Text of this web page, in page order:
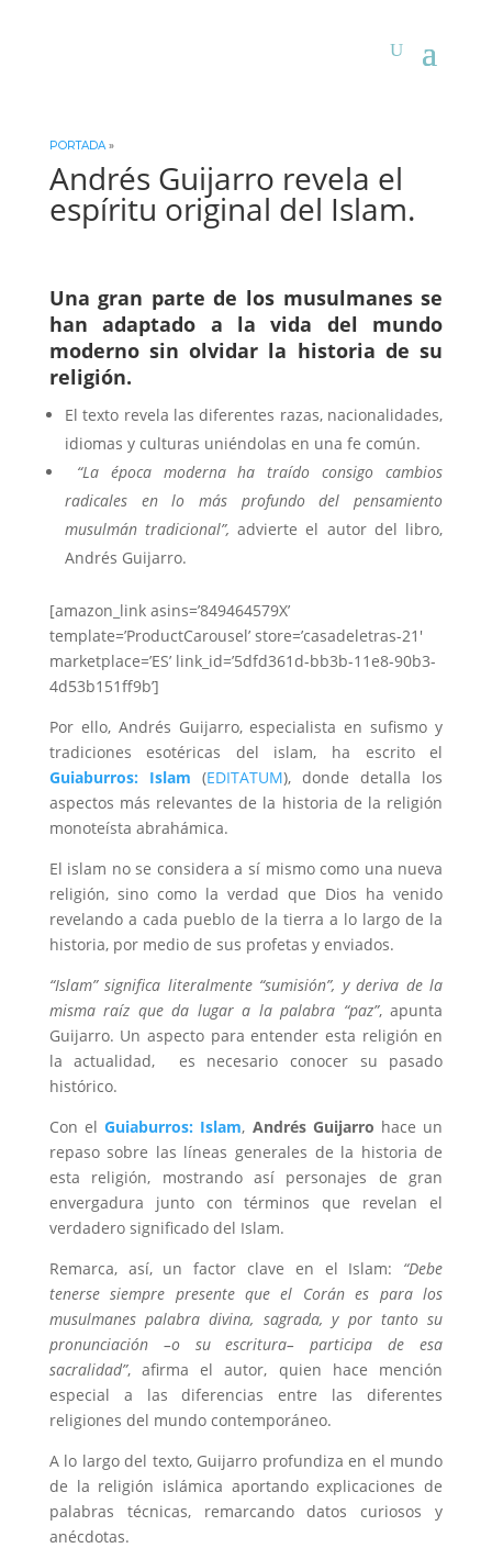
PORTADA»
Andrés Guijarro revela el
espíritu original del Islam.
Una gran parte de los musulmanes se
han adaptado a la vida del mundo
moderno sin olvidar la historia de su
religión.
El texto revela las diferentes razas, nacionalidades,
idiomas y culturas uniéndolas en una fe común.
“La época moderna ha traído consigo cambios
radicales en lo más profundo del pensamiento
musulmán tradicional”,advierte el autor del libro,
Andrés Guijarro.
[amazon_link asins=’849464579X’
template=’ProductCarousel’ store=’casadeletras-21′
marketplace=’ES’ link_id=’5dfd361d-bb3b-11e8-90b3-
4d53b151ff9b’]
Por ello, Andrés Guijarro, especialista en sufismo y
tradiciones esotéricas del islam, ha escrito el
Guiaburros: Islam (EDITATUM), donde detalla los
aspectos más relevantes de la historia de la religión
monoteísta abrahámica.
El islam no se considera a sí mismo como una nueva
religión, sino como la verdad que Dios ha venido
revelando a cada pueblo de la tierra a lo largo de la
historia, por medio de sus profetas y enviados.
“Islam” significa literalmente “sumisión”, y deriva de la
misma raíz que da lugar a la palabra “paz”, apunta
Guijarro. Un aspecto para entender esta religión en
la actualidad, es necesario conocer su pasado
histórico.
Con elGuiaburros: Islam, Andrés Guijarro hace un
repaso sobre las líneas generales de la historia de
esta religión, mostrando así personajes de gran
envergadura junto con términos que revelan el
verdadero significado del Islam.
Remarca, así, un factor clave en el Islam: “Debe
tenerse siempre presente que el Corán es para los
musulmanes palabra divina, sagrada, y por tanto su
pronunciación –o su escritura– participa de esa
sacralidad”, afirma el autor, quien hace mención
especial a las diferencias entre las diferentes
religiones del mundo contemporáneo.
A lo largo del texto, Guijarro profundiza en el mundo
de la religión islámica aportando explicaciones de
palabras técnicas, remarcando datos curiosos y
anécdotas.